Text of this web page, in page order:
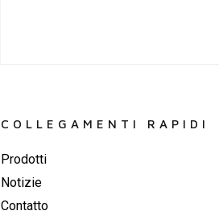
COLLEGAMENTI RAPIDI
Prodotti
Notizie
Contatto